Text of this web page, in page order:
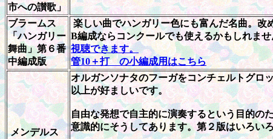
市への讃歌」
ブラームス
「ハンガリー
舞曲」第６番
中編成版
楽しい曲でハンガリー色にも富んだ名曲。改
B編成ならコンクールでも使えるかもしれませ
視聴できます。
管10＋打 の小編成用はこちら
メンデルス
オルガンソナタのフーガをコンチェルトグロ
以上が好ましいです。
自由な発想で自主的に演奏するという目的の
意識的にそうしてあります。第２版はいろい